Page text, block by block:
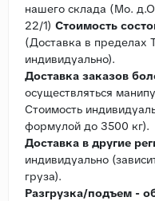
нашего склада (Мо.
22/1) Стоимость
(Доставка в пределах
индивидуально).
Доставка заказов
осуществляться
Стоимость
формулой до 3500 кг).
Доставка в другие
индивидуально
груза).
Разгрузка/подъем -